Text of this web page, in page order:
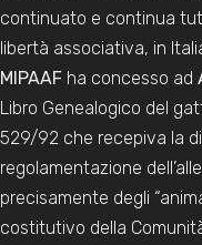
continuato e continua
libertà associativa, in
MIPAAF ha concesso ad
Libro Genealogico del
529/92 che recepiva la
regolamentazione
precisamente degli
costitutivo della